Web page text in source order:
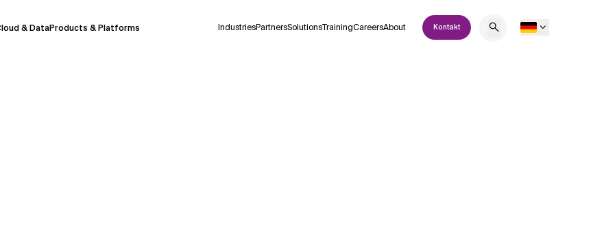
& DataProducts & Platforms IndustriesPartnersSolutionsTrainingCareersAbout Kontakt
bevor Sie Entscheidungen treffen oder